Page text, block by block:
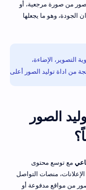
من صورة مرجعية، أو
الجودة، وهو ما يجعلها
التصوير، الإضاءة،
من اداة توليد الصور أعلى
الصور
مع توسع محتوى
منصات التواصل
من مواقع مدفوعة أو